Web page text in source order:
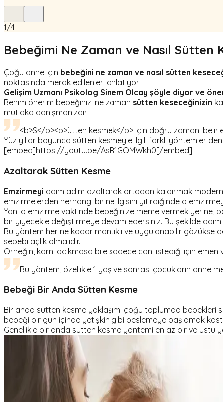
1/4
Bebeğimi Ne Zaman ve Nasıl Sütten
Çoğu anne için bebeğini ne zaman ve nasıl sütten
noktasında merak edilenleri anlatıyor.
Gelişim Uzmanı Psikolog Sinem Olcay şöyle diyor ve
Benim önerim bebeğinizi ne zaman sütten keseceğinizin
mutlaka danışmanızdır.
<b>S</b><b>ütten kesmek</b> için doğru zamanı
Yüz yıllar boyunca sütten kesmeyle ilgili farklı yöntemler
[embed]https://youtu.be/AsR1GOMWkh0[/embed]
Azaltarak Sütten Kesme
Emzirmeyi adım adım azaltarak ortadan kaldırmak
emzirmelerden herhangi birine ilgisini yitirdiğinde o
Yani o emzirme vaktinde bebeğinize meme vermek yerine,
bir yiyecekle değiştirmeye devam edersiniz. Bu şekilde
Bu yöntem her ne kadar mantıklı ve uygulanabilir gözükse
sebebi açlık olmalıdır.
Örneğin, karnı acıkmasa bile sadece canı istediği için
Bu yöntem, özellikle 1 yaş ve sonrası çocukların anne
Bebeği Bir Anda Sütten Kesme
Bir anda sütten kesme yaklaşımı çoğu toplumda bebekleri
bebeği bir gün içinde yetişkin gibi beslemeye başlamak
Genellikle bir anda sütten kesme yöntemi en az bir ve üstü